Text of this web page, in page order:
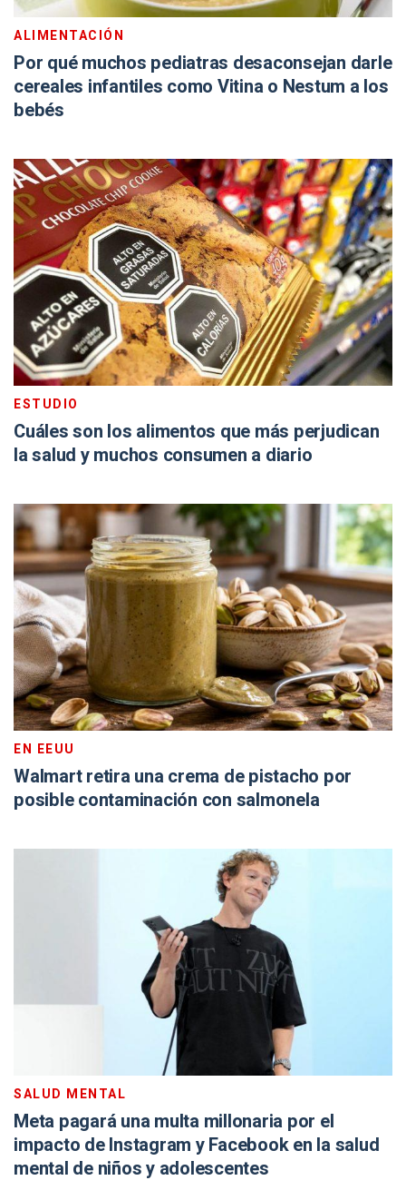
ALIMENTACIÓN
Por qué muchos pediatras desaconsejan darle
cereales infantiles como Vitina o Nestum a los
bebés
ESTUDIO
Cuáles son los alimentos que más perjudican
la salud y muchos consumen a diario
EN EEUU
Walmart retira una crema de pistacho por
posible contaminación con salmonela
SALUD MENTAL
Meta pagará una multa millonaria por el
impacto de Instagram y Facebook en la salud
mental de niños y adolescentes